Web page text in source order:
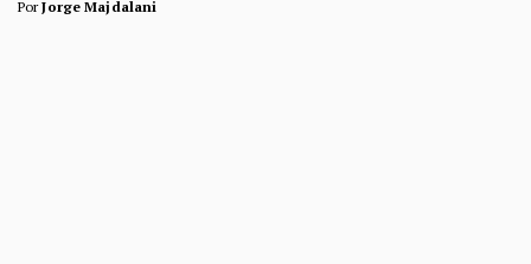
PorJorge Majdalani